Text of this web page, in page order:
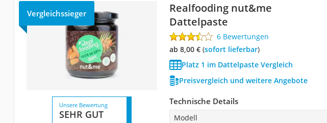
Vergleichssieger
Realfooding nut&me
Dattelpaste
6 Bewertungen
ab 8,00 €( Sofort lieferbar)
Platz 1 im Dattelpaste Vergleich
Preisvergleich und weitere Angebote
Unsere Bewertung
SEHR GUT
Technische Details
Modell